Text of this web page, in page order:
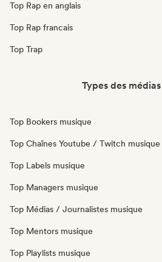
Top Rap en anglais
Top Rap francais
Top Trap
Types des
Top Bookers musique
Top Chaînes Youtube / Twitch musique
Top Labels musique
Top Managers musique
Top Médias / Journalistes musique
Top Mentors musique
Top Playlists musique